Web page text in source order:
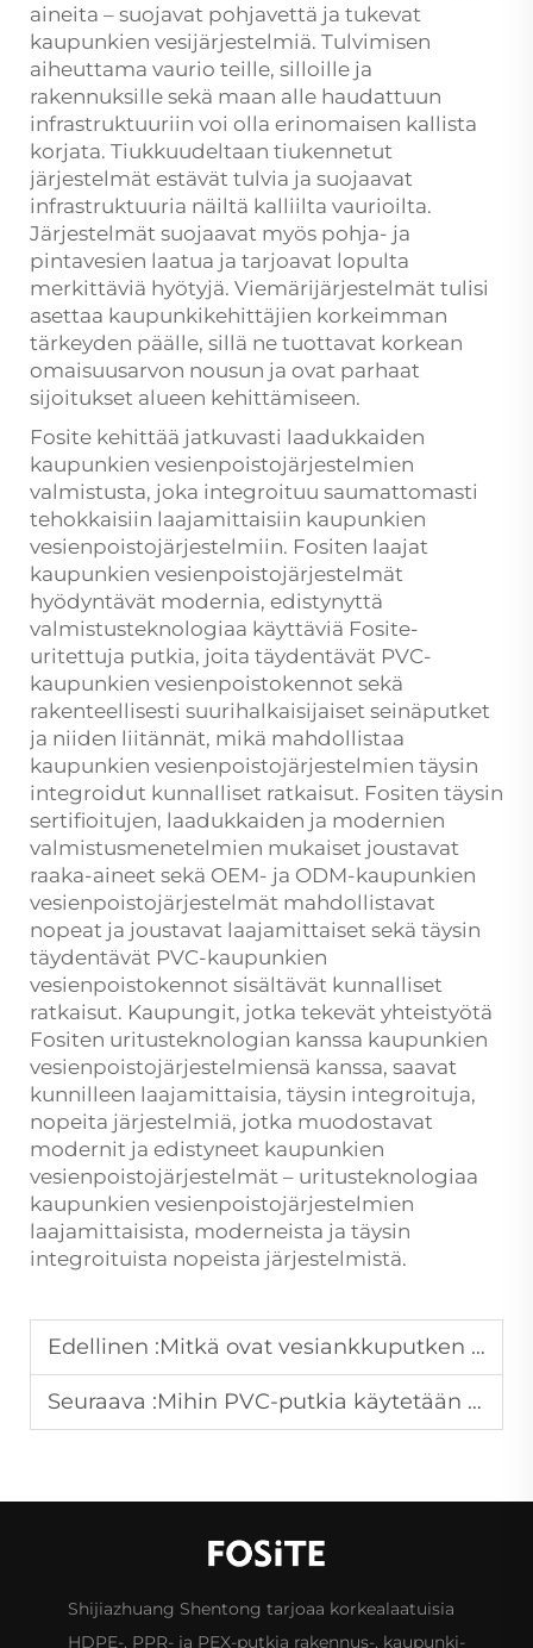
aineita – suojavat pohjavettä ja tukevat
kaupunkien vesijärjestelmiä. Tulvimisen
aiheuttama vaurio teille, silloille ja
rakennuksille sekä maan alle haudattuun
infrastruktuuriin voi olla erinomaisen kallista
korjata. Tiukkuudeltaan tiukennetut
järjestelmät estävät tulvia ja suojaavat
infrastruktuuria näiltä kalliilta vaurioilta.
Järjestelmät suojaavat myös pohja- ja
pintavesien laatua ja tarjoavat lopulta
merkittäviä hyötyjä. Viemärijärjestelmät tulisi
asettaa kaupunkikehittäjien korkeimman
tärkeyden päälle, sillä ne tuottavat korkean
omaisuusarvon nousun ja ovat parhaat
sijoitukset alueen kehittämiseen.
Fosite kehittää jatkuvasti laadukkaiden
kaupunkien vesienpoistojärjestelmien
valmistusta, joka integroituu saumattomasti
tehokkaisiin laajamittaisiin kaupunkien
vesienpoistojärjestelmiin. Fositen laajat
kaupunkien vesienpoistojärjestelmät
hyödyntävät modernia, edistynyttä
valmistusteknologiaa käyttäviä Fosite-
uritettuja putkia, joita täydentävät PVC-
kaupunkien vesienpoistokennot sekä
rakenteellisesti suurihalkaisijaiset seinäputket
ja niiden liitännät, mikä mahdollistaa
kaupunkien vesienpoistojärjestelmien täysin
integroidut kunnalliset ratkaisut. Fositen täysin
sertifioitujen, laadukkaiden ja modernien
valmistusmenetelmien mukaiset joustavat
raaka-aineet sekä OEM- ja ODM-kaupunkien
vesienpoistojärjestelmät mahdollistavat
nopeat ja joustavat laajamittaiset sekä täysin
täydentävät PVC-kaupunkien
vesienpoistokennot sisältävät kunnalliset
ratkaisut. Kaupungit, jotka tekevät yhteistyötä
Fositen uritusteknologian kanssa kaupunkien
vesienpoistojärjestelmiensä kanssa, saavat
kunnilleen laajamittaisia, täysin integroituja,
nopeita järjestelmiä, jotka muodostavat
modernit ja edistyneet kaupunkien
vesienpoistojärjestelmät – uritusteknologiaa
kaupunkien vesienpoistojärjestelmien
laajamittaisista, moderneista ja täysin
integroituista nopeista järjestelmistä.
Edellinen :Mitkä ovat vesiankkuputken keskeiset ominaisuudet?
Seuraava :Mihin PVC-putkia käytetään pääasiassa rakentamisessa?
Shijiazhuang Shentong tarjoaa korkealaatuisia
HDPE-, PPR- ja PEX-putkia rakennus-, kaupunki-